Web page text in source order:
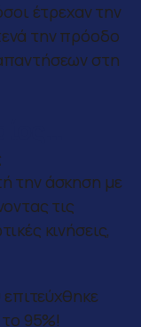
έτρεχαν την
την πρόοδο
στη
την άσκηση με
τις
κινήσεις,
95%!